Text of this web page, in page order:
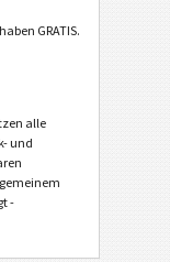
GRATIS.
alle
und
-